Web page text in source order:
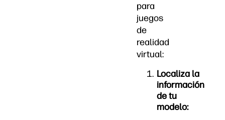
para
juegos
de
realidad
virtual:
Localiza la
información
de tu
modelo: